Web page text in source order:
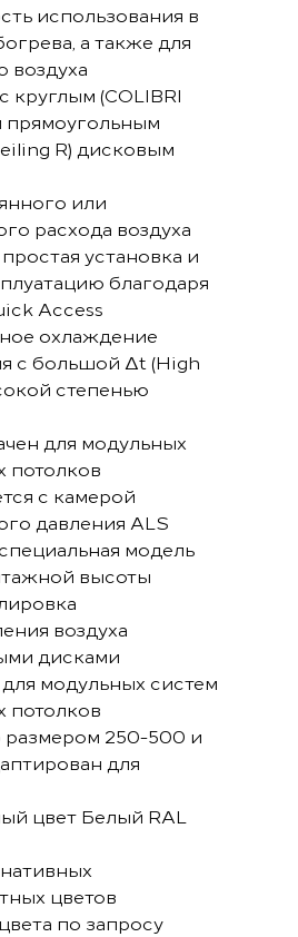
использования в
а также для
воздуха
круглым (COLIBRI
прямоугольным
R) дисковым
или
расхода воздуха
установка и
благодаря
Access
охлаждение
с большой Δt (High
степенью
для модульных
потолков
с камерой
давления ALS
модель
высоты
воздуха
дисками
модульных систем
потолков
250-500 и
для
цвет Белый RAL
цветов
по запросу